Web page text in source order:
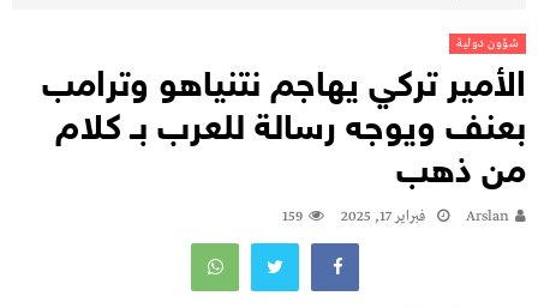
شؤون دولية
الأمير تركي يهاجم نتنياهو وترامب
بعنف ويوجه رسالة للعرب بـ كلام
من ذهب
Arslan فبراير 17, 2025 159